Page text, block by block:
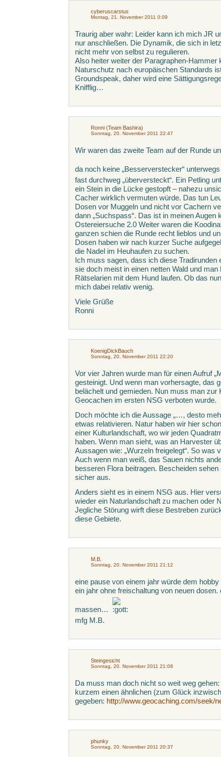
cyberuscarstus
Montag, 21. November 2011 0:09
Traurig aber wahr: Leider kann ich mich JR
nur anschließen. Die Dynamik, die sich in
nicht mehr von selbst zu regulieren.
Also heiter weiter der Paragraphen-Hammer
Naturschutz nach europäischen Standards
Groundspeak, daher wird eine
Knifflig…
Ronni (Team Bashira)
Sonntag, 20. November 2011 22:47
Wir waren das zweite Team auf der Runde
da noch keine „Besserverstecker“
fast durchweg „überversteckt“. Ein Petling
ein Stein in die Lücke gestopft – nahezu
Cacher wirklich vermuten würde. Das tun
Dosen vor Muggeln und nicht vor Cachern
dann „Suchspass“. Das ist in meinen Augen
Ostereiersuche 2.0 Weiter waren die
ganzen schien die Runde recht lieblos und
Dosen haben wir nach kurzer Suche
die Nadel im Heuhaufen zu suchen.
Ich muss sagen, dass ich diese Tradirunden
sie doch meist in einen netten Wald und
Rätselarien mit dem Hund laufen. Ob das
mich dabei relativ wenig.
Viele Grüße
Ronni
KoenigDickBauch
Sonntag, 20. November 2011 22:20
Vor vier Jahren wurde man für einen Aufruf
gesteinigt. Und wenn man vorhersagte, das
belächelt und gemieden. Nun muss man zur
Geocachen im ersten NSG verboten wurde.
Doch möchte ich die Aussage „…, desto
etwas relativieren. Natur haben wir hier
einer Kulturlandschaft, wo wir jeden
haben. Wenn man sieht, was an Harvester
Aussagen wie: „Wurzeln freigelegt“. So was
Auch wenn man weiß, das Sauen nichts
besseren Flora beitragen. Bescheiden
sicher aus.
Anders sieht es in einem NSG aus. Hier
wieder ein Naturlandschaft zu machen oder
Jegliche Störung wirft diese Bestreben
diese Gebiete.
M.B.
Sonntag, 20. November 2011 21:12
eine pause von einem jahr würde dem
ein jahr ohne freischaltung von neuen
massen…
mfg M.B.
Steingesicht
Sonntag, 20. November 2011 21:08
Da muss man doch nicht so weit weg
kurzem einen ähnlichen (zum Glück
gegeben: http://www.geocaching.com/seek/
phunky
Sonntag, 20. November 2011 20:37